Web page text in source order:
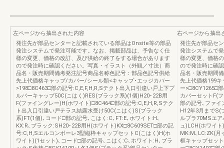
左ページから抽出された内容
発注先が部品センターと記載されている部品はOnsite等の部品
発注システムで発注可能です。なお、掲載部品は、予告なく仕
様の変更、価格の改訂、及び供給の終了をする場合があります
ので発注時に確認ください。写真・イラスト（外観／寸法）商
品名・販売期間備考発注記号商品名称色記号：部品色記号供給
先上代価格キャップ/カバー/シール類<キャップ･エッジカバー
>198□8C463□部の記号:C,E,F,H,R,Sテクト出入口引違い戸上下プ
ルバーキャップ50C(こはく)RES(ブラック系)(1個)H20･22B用
F(ファイングレー)H(ホワイト)□8C464□部の記号:C,E,H,R,Sテク
ト出入口引違い戸テラス結露水受け50C(こはく)S(ブラック
系)FT(1個)､コード□部の記号､こはく:C､FT:E､ホワイト:H､
KX:R､ブラック:SH20･22B用H(ホワイト)KX□8C609SET□部の記
号:C,H,Sエルコンポーレ3型縦枠キャップセットC(こはく)H(ホ
ワイト)(1セット)､コード□部の記号､こはく:C､ホワイト:H､ブラ
右ページから抽出
発注先が部品セ
発注システムで
様の変更、価格
ので発注時に確
品名・販売期間
先上代価格199
ー>□8CY1265□
カバーセットF(
部の記号､ファイ
H12年3月までS(
ルプラ70MSエ
ュ)LCH(ホワイ
MK:M､LC:ZK(月
框キャップセッ